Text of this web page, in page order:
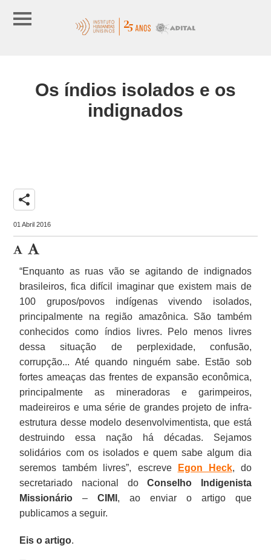
Os índios isolados e os
indignados
share
01 Abril 2016
“Enquanto as ruas vão se agitando de indignados
brasileiros, fica difícil imaginar que existem mais de
100 grupos/povos indígenas vivendo isolados,
principalmente na região amazônica. São também
conhecidos como índios livres. Pelo menos livres
dessa situação de perplexidade, confusão,
corrupção... Até quando ninguém sabe. Estão sob
fortes ameaças das frentes de expansão econômica,
principalmente as mineradoras e garimpeiros,
madeireiros e uma série de grandes projeto de infra-
estrutura desse modelo desenvolvimentista, que está
destruindo essa nação há décadas. Sejamos
solidários com os isolados e quem sabe algum dia
seremos também livres”, escreve
Egon Heck, do
secretariado nacional doConselho Indigenista
Missionário –CIMI , ao enviar o artigo que
publicamos a seguir.
Eis o artigo.